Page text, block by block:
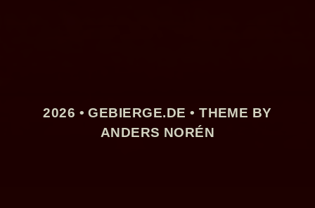
2026 •GEBIERGE.DE • THEME BY
ANDERS NORÉN